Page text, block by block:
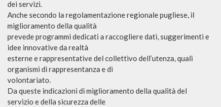
dei servizi.
Anche secondo la regolamentazione regionale pugliese, il
miglioramento della qualità
prevede programmi dedicati a raccogliere dati, suggerimenti e
idee innovative da realtà
esterne e rappresentative del collettivo dell’utenza, quali
organismi di rappresentanza e di
volontariato.
Da queste indicazioni di miglioramento della qualità del
servizio e della sicurezza delle